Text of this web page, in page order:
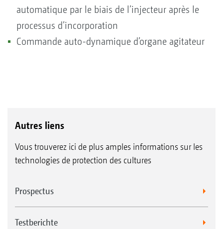
automatique par le biais de l’injecteur après le
processus d’incorporation
Commande auto-dynamique d’organe agitateur
Autres liens
Vous trouverez ici de plus amples informations sur les
technologies de protection des cultures
Prospectus
Testberichte